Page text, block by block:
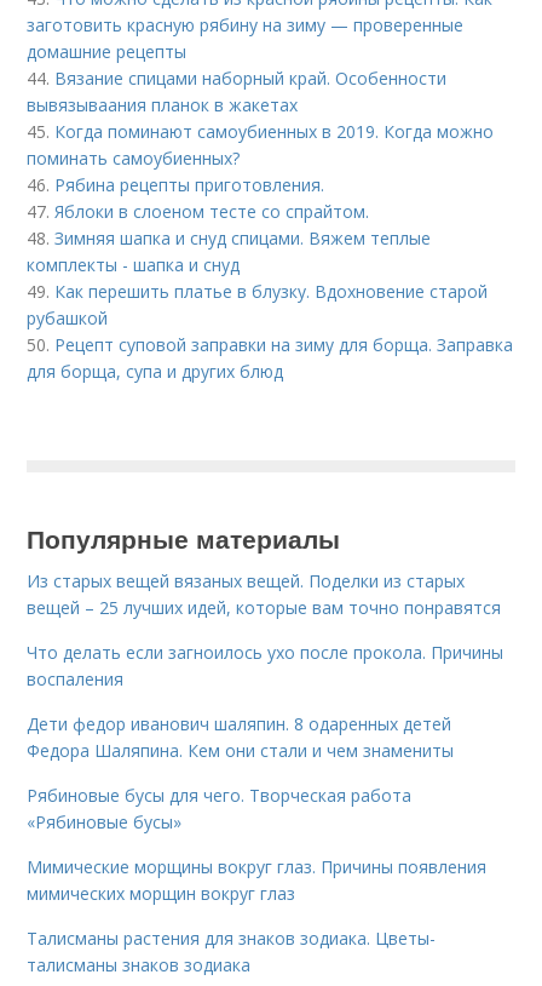
заготовить красную рябину на зиму — проверенные
домашние рецепты
44. Вязание спицами наборный край. Особенности
вывязываания планок в жакетах
45. Когда поминают самоубиенных в 2019. Когда можно
поминать самоубиенных?
46. Рябина рецепты приготовления.
47. Яблоки в слоеном тесте со спрайтом.
48.Зимняя шапка и снуд спицами. Вяжем теплые
комплекты - шапка и снуд
49. Как перешить платье в блузку. Вдохновение старой
рубашкой
50. Рецепт суповой заправки на зиму для борща. Заправка
для борща, супа и других блюд
Популярные материалы
Из старых вещей вязаных вещей. Поделки из старых
вещей – 25 лучших идей, которые вам точно понравятся
Что делать если загноилось ухо после прокола. Причины
воспаления
Дети федор иванович шаляпин. 8 одаренных детей
Федора Шаляпина. Кем они стали и чем знамениты
Рябиновые бусы для чего. Творческая работа
«Рябиновые бусы»
Мимические морщины вокруг глаз. Причины появления
мимических морщин вокруг глаз
Талисманы растения для знаков зодиака. Цветы-
талисманы знаков зодиака